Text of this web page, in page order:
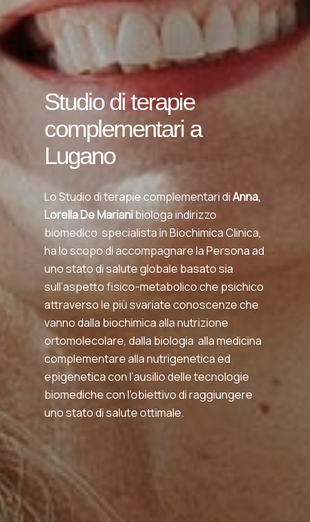
Studio di terapie
complementari a
Lugano
Lo Studio di terapie complementari diAnna,
Lorella De Marianibiologa indirizzo
biomedico specialista in Biochimica Clinica,
ha lo scopo di accompagnare la Persona ad
uno stato di salute globale basato sia
sull’aspetto fisico-metabolico che psichico
attraverso le più svariate conoscenze che
vanno dalla biochimica alla nutrizione
ortomolecolare, dalla biologia alla medicina
complementare alla nutrigenetica ed
epigenetica con l’ausilio delle tecnologie
biomediche con l’obiettivo di raggiungere
uno stato di salute ottimale.